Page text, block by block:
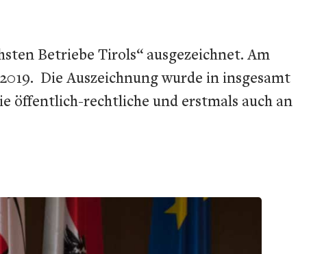
Betriebe Tirols“ ausgezeichnet. Am
Die Auszeichnung wurde in insgesamt
öffentlich-rechtliche und erstmals auch an